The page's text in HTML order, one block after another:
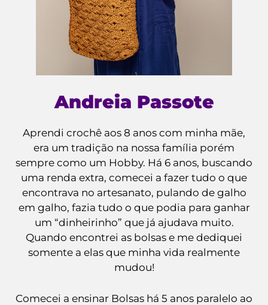
Andreia Passote
Aprendi crochê aos 8 anos com minha mãe,
era um tradição na nossa família porém
sempre como um Hobby. Há 6 anos, buscando
uma renda extra, comecei a fazer tudo o que
encontrava no artesanato, pulando de galho
em galho, fazia tudo o que podia para ganhar
um “dinheirinho” que já ajudava muito.
Quando encontrei as bolsas e me dediquei
somente a elas que minha vida realmente
mudou!
Comecei a ensinar Bolsas há 5 anos paralelo ao